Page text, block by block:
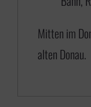
Mitten im
alten Donau.